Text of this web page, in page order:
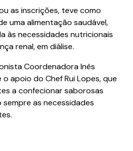
as inscrições, teve como
uma alimentação saudável,
às necessidades nutricionais
renal, em diálise.
Coordenadora Inês
apoio do Chef Rui Lopes, que
a confecionar saborosas
as necessidades